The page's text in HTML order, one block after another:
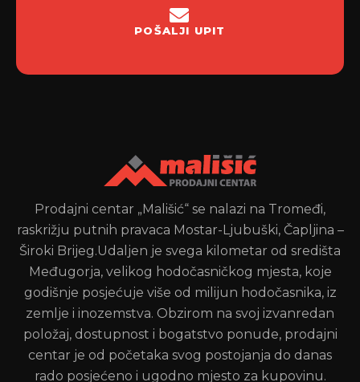
POŠALJI UPIT
Prodajni centar „Mališić“ se nalazi na Tromeđi,
raskrižju putnih pravaca Mostar-Ljubuški, Čapljina –
Široki Brijeg.Udaljen je svega kilometar od središta
Međugorja, velikog hodočasničkog mjesta, koje
godišnje posjećuje više od milijun hodočasnika, iz
zemlje i inozemstva. Obzirom na svoj izvanredan
položaj, dostupnost i bogatstvo ponude, prodajni
centar je od početaka svog postojanja do danas
rado posjećeno i ugodno mjesto za kupovinu.